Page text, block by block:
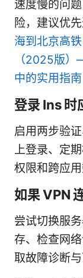
速度慢的问
险，建议优
海到北京高
（2025版
中的实用指南
登录 Ins 时
启用两步验
上登录、定
权限和跨应用
如果 VPN
尝试切换服
存、检查网
取故障诊断与